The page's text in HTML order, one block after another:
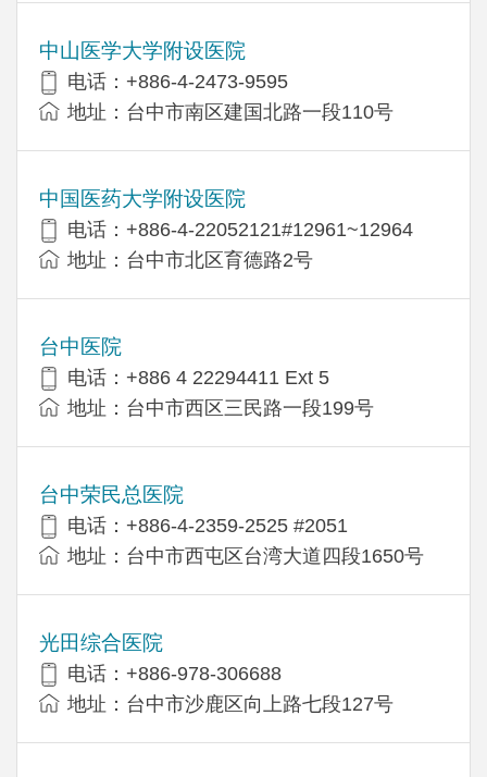
中山医学大学附设医院
电话：+886-4-2473-9595
地址：台中市南区建国北路一段110号
中国医药大学附设医院
电话：+886-4-22052121#12961~12964
地址：台中市北区育德路2号
台中医院
电话：+886 4 22294411 Ext 5
地址：台中市西区三民路一段199号
台中荣民总医院
电话：+886-4-2359-2525 #2051
地址：台中市西屯区台湾大道四段1650号
光田综合医院
电话：+886-978-306688
地址：台中市沙鹿区向上路七段127号